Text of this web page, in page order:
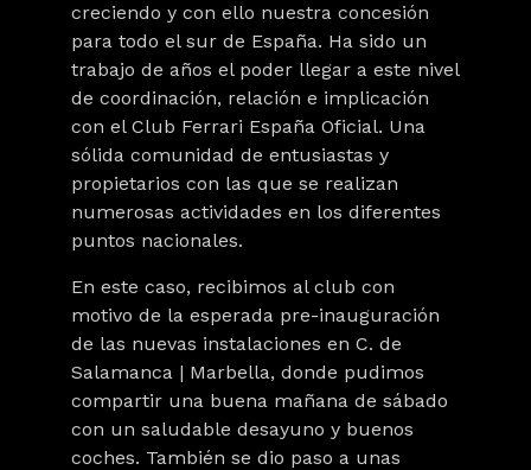
creciendo y con ello nuestra concesión
para todo el sur de España. Ha sido un
trabajo de años el poder llegar a este nivel
de coordinación, relación e implicación
con el Club Ferrari España Oficial. Una
sólida comunidad de entusiastas y
propietarios con las que se realizan
numerosas actividades en los diferentes
puntos nacionales.
En este caso, recibimos al club con
motivo de la esperada pre-inauguración
de las nuevas instalaciones en C. de
Salamanca | Marbella, donde pudimos
compartir una buena mañana de sábado
con un saludable desayuno y buenos
coches. También se dio paso a unas